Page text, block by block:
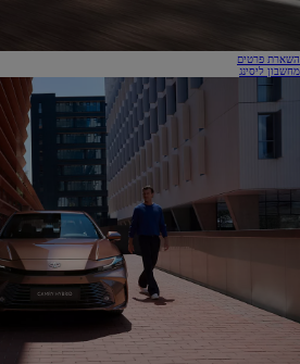
השארת פרטים
מחשבון ליסינג